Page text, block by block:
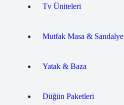
Tv Üniteleri
Mutfak Masa & Sandalye
Yatak & Baza
Düğün Paketleri